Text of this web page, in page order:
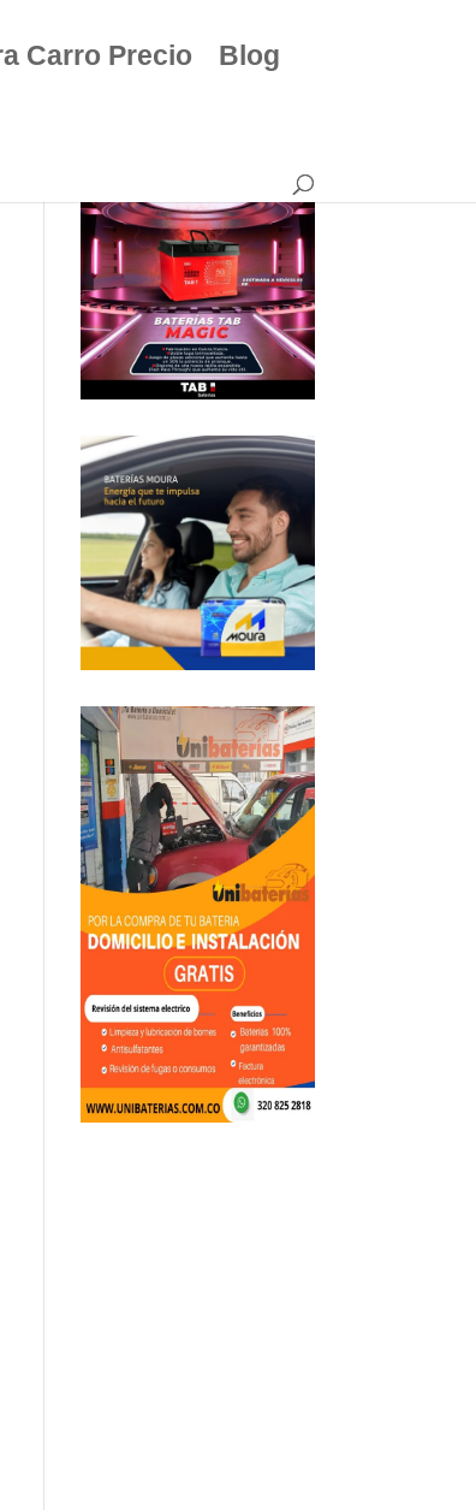
Carro Precio Blog